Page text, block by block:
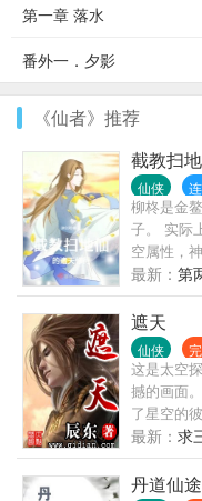
第一章 落水
番外一．夕影
《仙者》推荐
截教扫
仙侠
柳柊是金
子。 实际
空属性，
界，柳柊
的真相后
最新： 第
遮天
仙侠
这是太空
撼的画面
了星空的
秘无尽。
深渊无止
最新： 求
丹道仙途